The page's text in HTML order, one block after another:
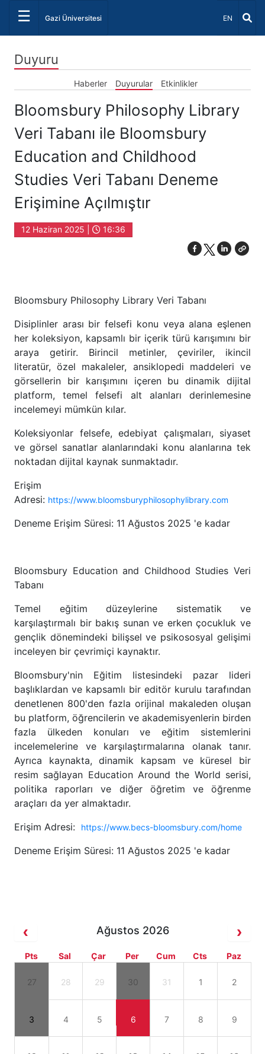
☰ Gazi Üniversitesi Dil Seçiniz
EN
Duyuru
Haberler Duyurular Etkinlikler
Bloomsbury Philosophy Library
Veri Tabanı ile Bloomsbury
Education and Childhood
Studies Veri Tabanı Deneme
Erişimine Açılmıştır
12 Haziran 2025 | 16:36
Bloomsbury Philosophy Library Veri Tabanı
Disiplinler arası bir felsefi konu veya alana eşlenen
her koleksiyon, kapsamlı bir içerik türü karışımını bir
araya getirir. Birincil metinler, çeviriler, ikincil
literatür, özel makaleler, ansiklopedi maddeleri ve
görsellerin bir karışımını içeren bu dinamik dijital
platform, temel felsefi alt alanları derinlemesine
incelemeyi mümkün kılar.
Koleksiyonlar felsefe, edebiyat çalışmaları, siyaset
ve görsel sanatlar alanlarındaki konu alanlarına tek
noktadan dijital kaynak sunmaktadır.
Erişim
Adresi: https://www.bloomsburyphilosophylibrary.com
Deneme Erişim Süresi: 11 Ağustos 2025 'e kadar
Bloomsbury Education and Childhood Studies Veri
Tabanı
Temel eğitim düzeylerine sistematik ve
karşılaştırmalı bir bakış sunan ve erken çocukluk ve
gençlik dönemindeki bilişsel ve psikososyal gelişimi
inceleyen bir çevrimiçi kaynaktır.
Bloomsbury'nin Eğitim listesindeki pazar lideri
başlıklardan ve kapsamlı bir editör kurulu tarafından
denetlenen 800'den fazla orijinal makaleden oluşan
bu platform, öğrencilerin ve akademisyenlerin birden
fazla ülkeden konuları ve eğitim sistemlerini
incelemelerine ve karşılaştırmalarına olanak tanır.
Ayrıca kaynakta, dinamik kapsam ve küresel bir
resim sağlayan Education Around the World serisi,
politika raporları ve diğer öğretim ve öğrenme
araçları da yer almaktadır.
Erişim Adresi:
https://www.becs-bloomsbury.com/home
Deneme Erişim Süresi: 11 Ağustos 2025 'e kadar
Ağustos 2026
Pts Sal Çar Per Cum Cts Paz
27 28 29 30 31 1 2
3 4 5 6 7 8 9